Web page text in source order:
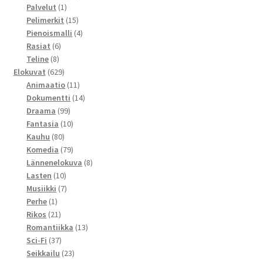
Palvelut 11
tuote
Pelimerkit 1515
tuotetta
Pienoismalli 44
Rasiat 66
tuotetta
Teline 88
tuotetta
Elokuvat 629629
tuotetta
Animaatio 1111
tuotetta
Dokumentti 1414
Draama 9999
tuotetta
Fantasia 1010
Kauhu 8080
tuotetta
Komedia 7979
tuotetta
Lännenelokuva 88
Lasten 1010
tuotetta
Musiikki 77
Perhe 11
tuote
Rikos 2121
tuotetta
Romantiikka 1313
Sci-Fi 3737
tuotetta
Seikkailu 2323